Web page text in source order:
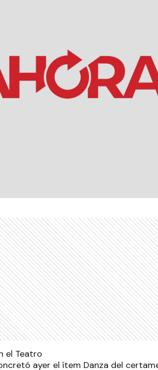
el Teatro
ayer el ítem Danza del